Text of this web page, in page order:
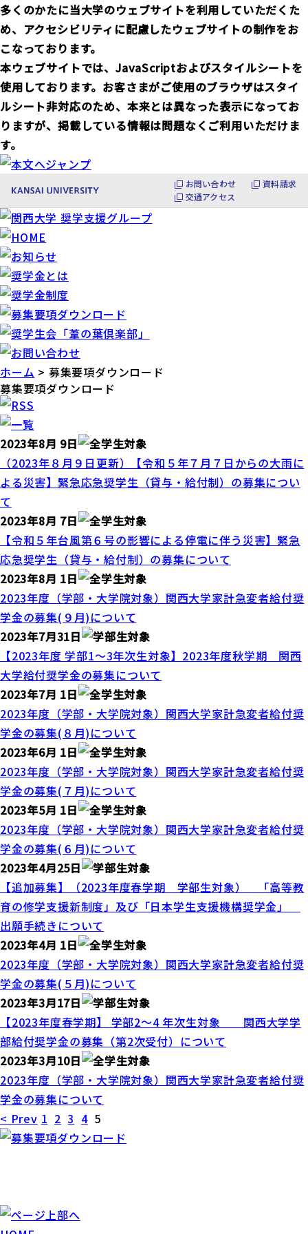
多くのかたに当大学のウェブサイトを利用していただくた
め、アクセシビリティに配慮したウェブサイトの制作をお
こなっております。
本ウェブサイトでは、JavaScriptおよびスタイルシートを
使用しております。お客さまがご使用のブラウザはスタイ
ルシート非対応のため、本来とは異なった表示になってお
りますが、掲載している情報は問題なくご利用いただけま
す。
お問い合わせ
資料請求
交通アクセス
ホーム > 募集要項ダウンロード
募集要項ダウンロード
2023年8月 9日
（2023年８月９日更新）【令和５年７月７日からの大雨に
よる災害】緊急応急奨学生（貸与・給付制）の募集につい
て
2023年8月 7日
【令和５年台風第６号の影響による停電に伴う災害】緊急
応急奨学生（貸与・給付制）の募集について
2023年8月 1日
2023年度（学部・大学院対象）関西大学家計急変者給付奨
学金の募集(９月)について
2023年7月31日
【2023年度 学部1～3年次生対象】2023年度秋学期 関西
大学給付奨学金の募集について
2023年7月 1日
2023年度（学部・大学院対象）関西大学家計急変者給付奨
学金の募集(８月)について
2023年6月 1日
2023年度（学部・大学院対象）関西大学家計急変者給付奨
学金の募集(７月)について
2023年5月 1日
2023年度（学部・大学院対象）関西大学家計急変者給付奨
学金の募集(６月)について
2023年4月25日
【追加募集】（2023年度春学期 学部生対象） 「高等教
育の修学支援新制度」及び「日本学生支援機構奨学金」
出願手続きについて
2023年4月 1日
2023年度（学部・大学院対象）関西大学家計急変者給付奨
学金の募集(５月)について
2023年3月17日
【2023年度春学期】 学部2～4 年次生対象 関西大学学
部給付奨学金の募集（第2次受付）について
2023年3月10日
2023年度（学部・大学院対象）関西大学家計急変者給付奨
学金の募集について
< Prev 1 2 3 4 5